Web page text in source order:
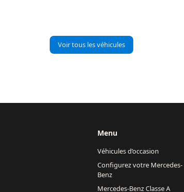
Voir tous les véhicules
Menu
Véhicules d’occasion
Configurez votre Mercedes-
Benz
Mercedes-Benz Classe A